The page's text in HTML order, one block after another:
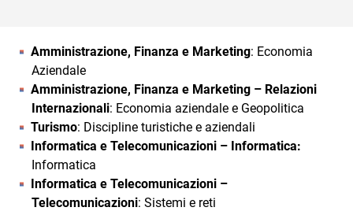
Amministrazione, Finanza e Marketing: Economia
Aziendale
Amministrazione, Finanza e Marketing – Relazioni
Internazionali: Economia aziendale e Geopolitica
Turismo: Discipline turistiche e aziendali
Informatica e Telecomunicazioni – Informatica:
Informatica
Informatica e Telecomunicazioni –
Telecomunicazioni: Sistemi e reti